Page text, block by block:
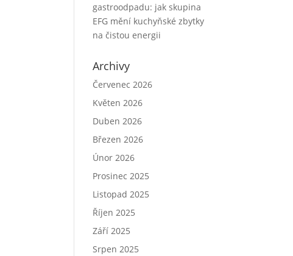
gastroodpadu: jak skupina
EFG mění kuchyňské zbytky
na čistou energii
Archivy
Červenec 2026
Květen 2026
Duben 2026
Březen 2026
Únor 2026
Prosinec 2025
Listopad 2025
Říjen 2025
Září 2025
Srpen 2025